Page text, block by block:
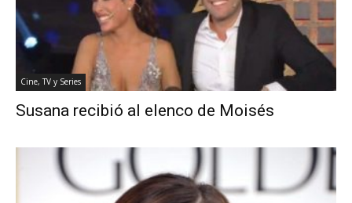
Cine, TV y Series
Susana recibió al elenco de Moisés